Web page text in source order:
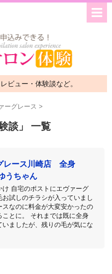
ビュー・体験談など。
ーグレース >
談」 一覧
レース川崎店 全身
うちゃん
け 自宅のポストにエヴァーグ
お試しのチラシが入っていまし
スなのに料金が大変安かったの
ことに。 それまでは既に全身
いましたが、残りの毛が気にな